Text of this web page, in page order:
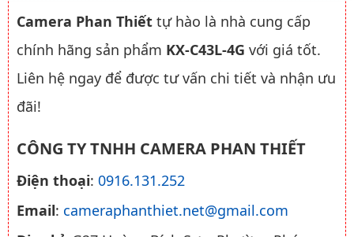
Camera Phan Thiết tự hào là nhà cung cấp
chính hãng sản phẩm KX-C43L-4G với giá tốt.
Liên hệ ngay để được tư vấn chi tiết và nhận ưu
đãi!
CÔNG TY TNHH CAMERA PHAN THIẾT
Điện thoại: 0916.131.252
Email: cameraphanthiet.net@gmail.com